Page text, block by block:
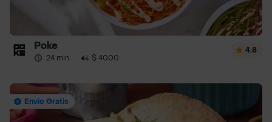
Poke
24 min · $ 4000
4.8
Envío Gratis